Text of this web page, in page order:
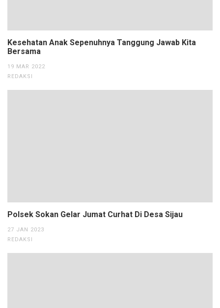
Kesehatan Anak Sepenuhnya Tanggung Jawab Kita
Bersama
19 MAR 2022
REDAKSI
Polsek Sokan Gelar Jumat Curhat Di Desa Sijau
27 JAN 2023
REDAKSI